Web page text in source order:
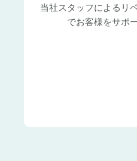
当社スタッフによるリ
でお客様をサポ